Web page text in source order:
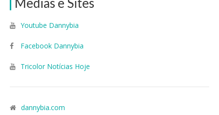
Youtube Dannybia
Facebook Dannybia
Tricolor Notícias Hoje
dannybia.com